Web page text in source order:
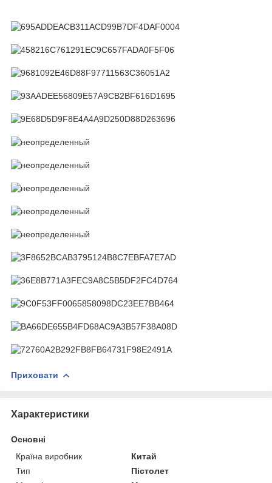
Приховати
Характеристики
Основні
Країна виробник
Китай
Тип
Пістолет